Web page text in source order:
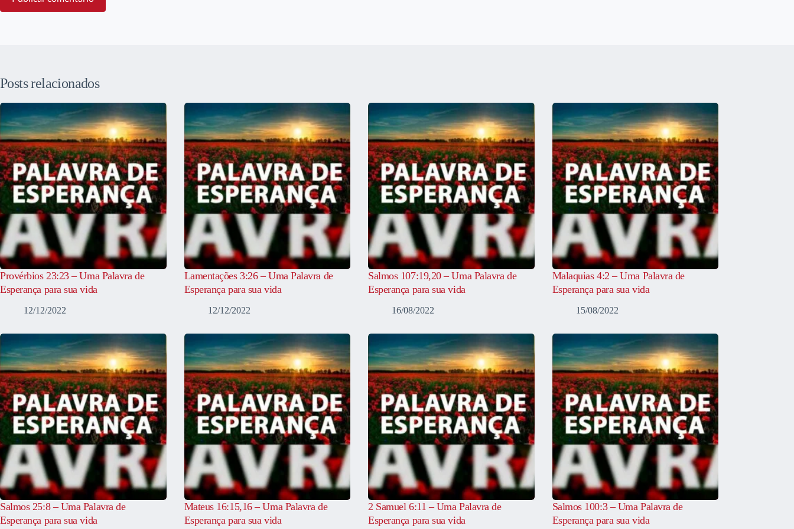
Posts relacionados
Provérbios 23:23 – Uma Palavra de
Esperança para sua vida
12/12/2022
Lamentações 3:26 – Uma Palavra de
Esperança para sua vida
12/12/2022
Salmos 107:19,20 – Uma Palavra de
Esperança para sua vida
16/08/2022
Malaquias 4:2 – Uma Palavra de
Esperança para sua vida
15/08/2022
Salmos 25:8 – Uma Palavra de
Esperança para sua vida
Mateus 16:15,16 – Uma Palavra de
Esperança para sua vida
2 Samuel 6:11 – Uma Palavra de
Esperança para sua vida
Salmos 100:3 – Uma Palavra de
Esperança para sua vida